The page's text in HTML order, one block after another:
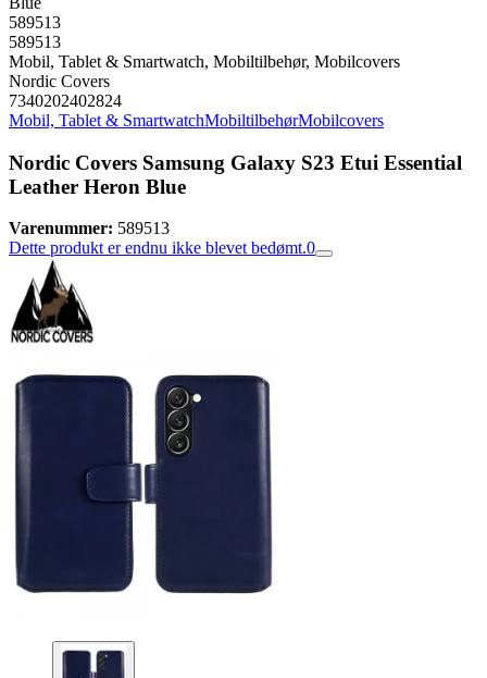
589513
589513
Mobil, Tablet & Smartwatch, Mobiltilbehør, Mobilcovers
Nordic Covers
7340202402824
Mobil, Tablet & SmartwatchMobiltilbehørMobilcovers
Nordic Covers Samsung Galaxy S23 Etui Essential
Leather Heron Blue
Varenummer: 589513
Dette produkt er endnu ikke blevet bedømt.0